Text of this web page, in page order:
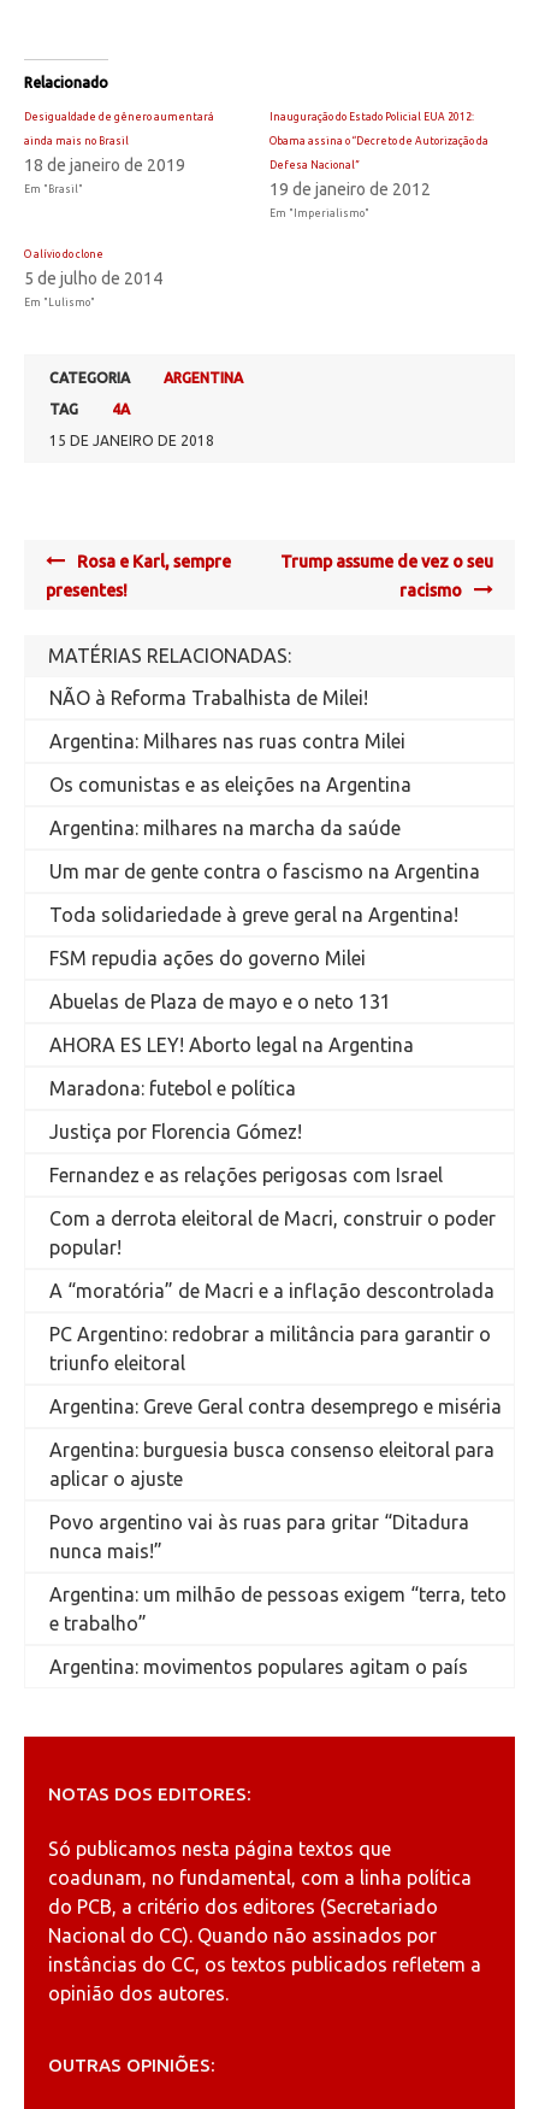
Relacionado
Desigualdade de gênero aumentará
ainda mais no Brasil
18 de janeiro de 2019
Em "Brasil"
Inauguração do Estado Policial EUA 2012:
Obama assina o “Decreto de Autorização da
Defesa Nacional”
19 de janeiro de 2012
Em "Imperialismo"
O alívio do clone
5 de julho de 2014
Em "Lulismo"
CATEGORIA
ARGENTINA
TAG
4A
15 DE JANEIRO DE 2018
Post
navigation
Rosa e Karl, sempre
presentes!
Trump assume de vez o seu
racismo
MATÉRIAS RELACIONADAS:
NÃO à Reforma Trabalhista de Milei!
Argentina: Milhares nas ruas contra Milei
Os comunistas e as eleições na Argentina
Argentina: milhares na marcha da saúde
Um mar de gente contra o fascismo na Argentina
Toda solidariedade à greve geral na Argentina!
FSM repudia ações do governo Milei
Abuelas de Plaza de mayo e o neto 131
AHORA ES LEY! Aborto legal na Argentina
Maradona: futebol e política
Justiça por Florencia Gómez!
Fernandez e as relações perigosas com Israel
Com a derrota eleitoral de Macri, construir o poder
popular!
A “moratória” de Macri e a inflação descontrolada
PC Argentino: redobrar a militância para garantir o
triunfo eleitoral
Argentina: Greve Geral contra desemprego e miséria
Argentina: burguesia busca consenso eleitoral para
aplicar o ajuste
Povo argentino vai às ruas para gritar “Ditadura
nunca mais!”
Argentina: um milhão de pessoas exigem “terra, teto
e trabalho”
Argentina: movimentos populares agitam o país
NOTAS DOS EDITORES:
Só publicamos nesta página textos que
coadunam, no fundamental, com a linha política
do PCB, a critério dos editores (Secretariado
Nacional do CC). Quando não assinados por
instâncias do CC, os textos publicados refletem a
opinião dos autores.
OUTRAS OPINIÕES: